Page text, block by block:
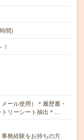
間)
ール使用）＊履歴書・
トリーシート抽出＊…
務経験をお持ちの方